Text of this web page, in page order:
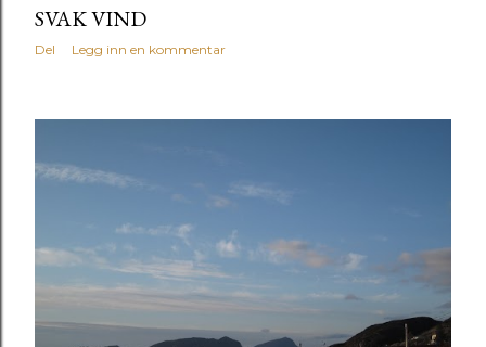
SVAK VIND
Del Legg inn en kommentar